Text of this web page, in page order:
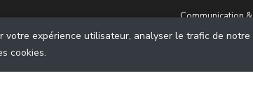
Communication
votre expérience utilisateur, analyser le trafic de
cookies.